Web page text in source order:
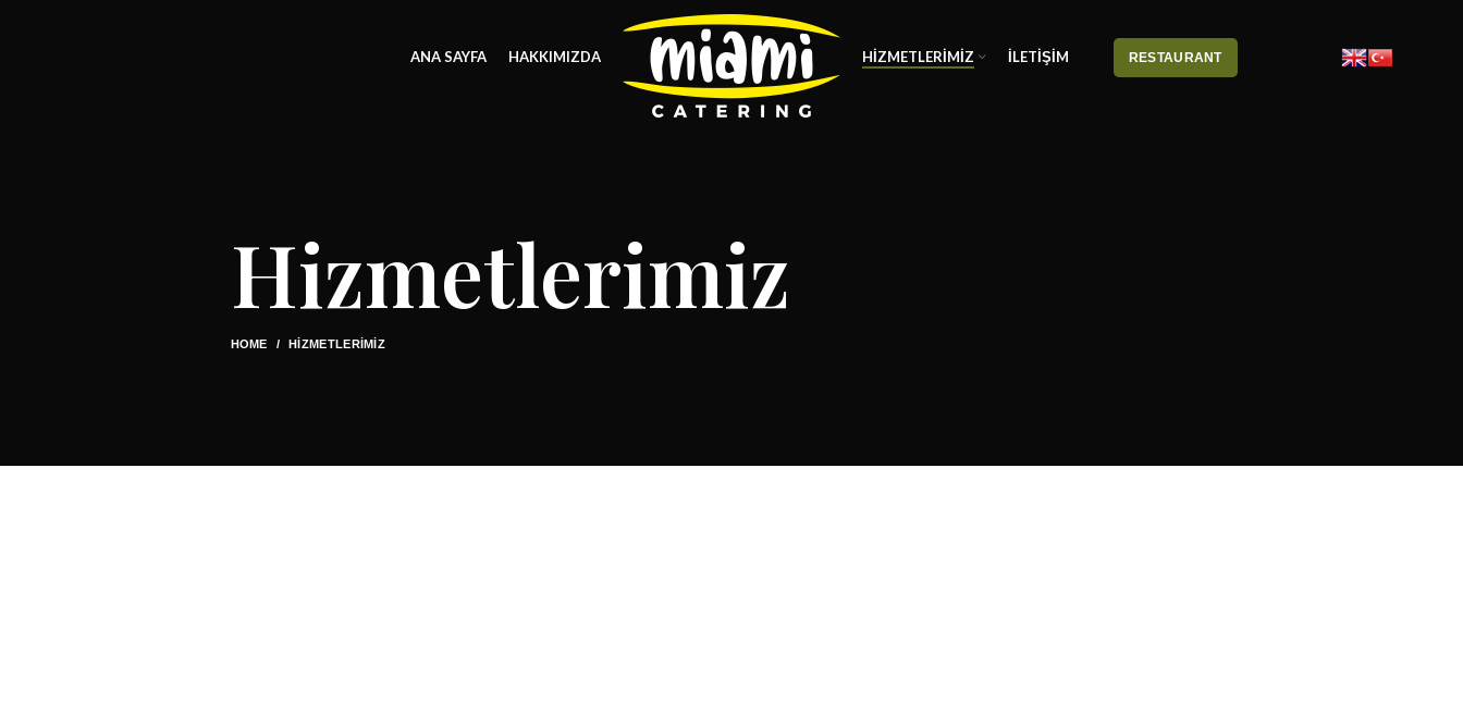
ANA SAYFA HAKKIMIZDA HIZMETLERIMIZ İLETİŞİM RESTAURANT
Hizmetlerimiz
HOME HIZMETLERIMIZ